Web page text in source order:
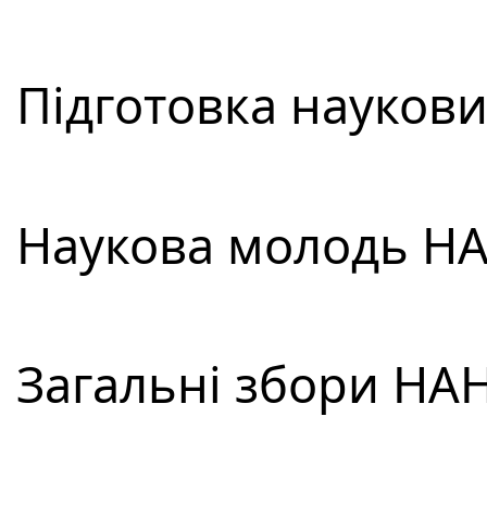
Підготовка
Наукова молодь
Загальні збори